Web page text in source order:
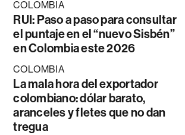
COLOMBIA
RUI: Paso a paso para consultar
el puntaje en el “nuevo Sisbén”
en Colombia este 2026
COLOMBIA
La mala hora del exportador
colombiano: dólar barato,
aranceles y fletes que no dan
tregua